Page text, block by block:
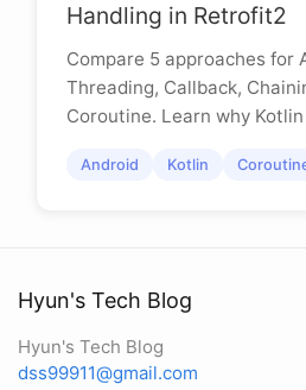
Handling in Retrofit2
Compare 5 approaches for
Threading, Callback,
Coroutine. Learn why Kotlin
Android Kotlin
Hyun's Tech Blog
Hyun's Tech Blog
dss99911@gmail.com